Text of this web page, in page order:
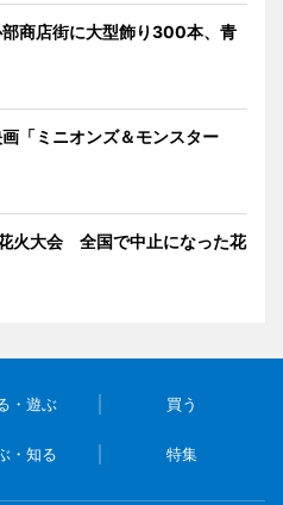
商店街に大型飾り300本、青
「ミニオンズ＆モンスター
火大会 全国で中止になった花
・遊ぶ 買う
・知る 特集